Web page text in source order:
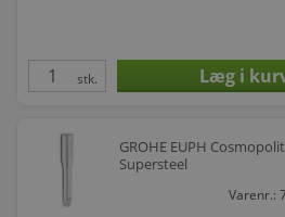
stk.
GROHE EUPH
Supersteel
Varenr.: